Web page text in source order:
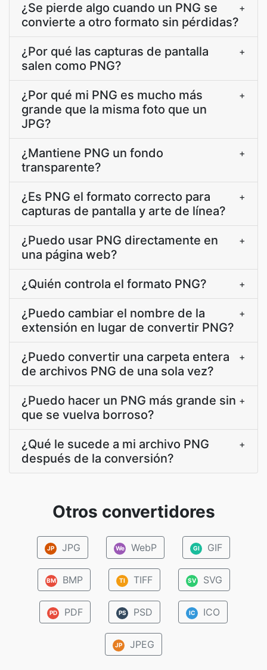
¿Se pierde algo cuando un PNG se
convierte a otro formato sin pérdidas?
+
¿Por qué las capturas de pantalla
salen como PNG?
+
¿Por qué mi PNG es mucho más
grande que la misma foto que un
JPG?
+
¿Mantiene PNG un fondo
transparente?
+
¿Es PNG el formato correcto para
capturas de pantalla y arte de línea?
+
¿Puedo usar PNG directamente en
una página web?
+
¿Quién controla el formato PNG? +
¿Puedo cambiar el nombre de la
extensión en lugar de convertir PNG?
+
¿Puedo convertir una carpeta entera
de archivos PNG de una sola vez?
+
¿Puedo hacer un PNG más grande sin
que se vuelva borroso?
+
¿Qué le sucede a mi archivo PNG
después de la conversión?
+
Otros convertidores
JP JPG We WebP GI GIF
BM BMP TI TIFF SV SVG
PD PDF PS PSD IC ICO
JP JPEG